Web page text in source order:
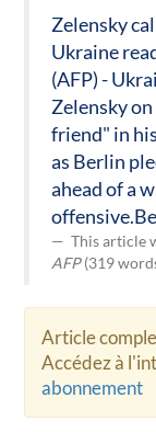
Zelensky
Ukraine
(AFP) -
Zelensky
friend" in
as Berlin
ahead of a
This article
AFP(319
Article
Accédez à
abonnement